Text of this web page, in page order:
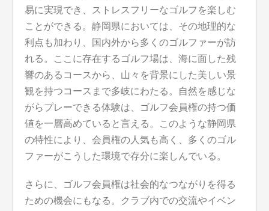
易に実現でき、ストレスフリーなゴルフを楽しむ
ことができる。静岡県においては、その地理的な
利点も加わり、国内外から多くのゴルファーが訪
れる。ここに存在するゴルフ場は、海に面した残
響のあるコースから、山々を背景にした美しい景
観を持つコースまで多岐にわたる。自然を感じな
がらプレーできる体験は、ゴルフ会員権の持つ価
値を一層高めていると言える。このような静岡県
の特性により、会員権の人気も高く、多くのゴル
ファーがこうした環境で存分に楽しんでいる。
さらに、ゴルフ会員権は社会的なつながりを得る
ための機会にもなる。クラブ内での交流やイベン